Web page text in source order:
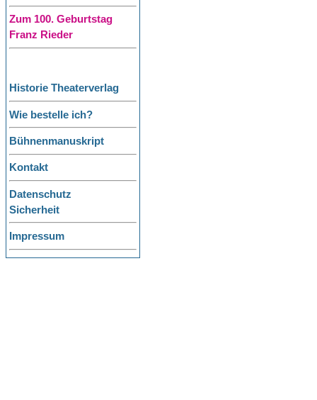
Zum 100. Geburtstag
Franz Rieder
Historie Theaterverlag
Wie bestelle ich?
Bühnenmanuskript
Kontakt
Datenschutz
Sicherheit
Impressum